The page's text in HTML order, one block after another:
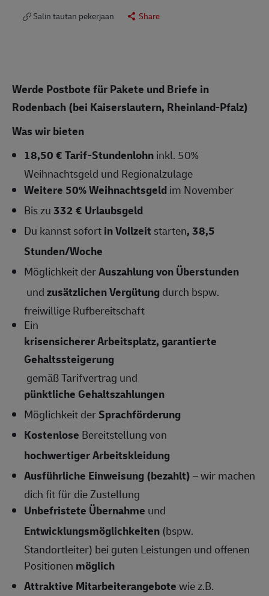
Salin tautan pekerjaan Share
Werde Postbote für Pakete und Briefe in
Rodenbach (bei Kaiserslautern, Rheinland-Pfalz)
Was wir bieten
18,50 € Tarif-Stundenlohninkl. 50%
Weihnachtsgeld und Regionalzulage
Weitere 50% Weihnachtsgeldim November
Bis zu332 € Urlaubsgeld
Du kannst sofortin Vollzeit starten,38,5
Stunden/Woche
Möglichkeit derAuszahlung von Überstunden
undzusätzlichen Vergütungdurch bspw.
freiwillige Rufbereitschaft
Ein
krisensicherer Arbeitsplatz, garantierte
Gehaltssteigerung
gemäß Tarifvertrag und
pünktliche Gehaltszahlungen
Möglichkeit derSprachförderung
Kostenlose Bereitstellung von
hochwertiger Arbeitskleidung
Ausführliche Einweisung (bezahlt)– wir machen
dich fit für die Zustellung
Unbefristete Übernahme und
Entwicklungsmöglichkeiten (bspw.
Standortleiter) bei guten Leistungen und offenen
Positionen möglich
Attraktive Mitarbeiterangebotewie z.B.